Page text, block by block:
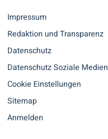
Impressum
Redaktion und Transparenz
Datenschutz
Datenschutz Soziale Medien
Cookie Einstellungen
Sitemap
Anmelden